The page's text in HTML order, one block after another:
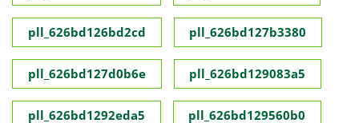
pll_626bd126bd2cd pll_626bd127b3380
pll_626bd127d0b6e pll_626bd129083a5
pll_626bd1292eda5 pll_626bd129560b0